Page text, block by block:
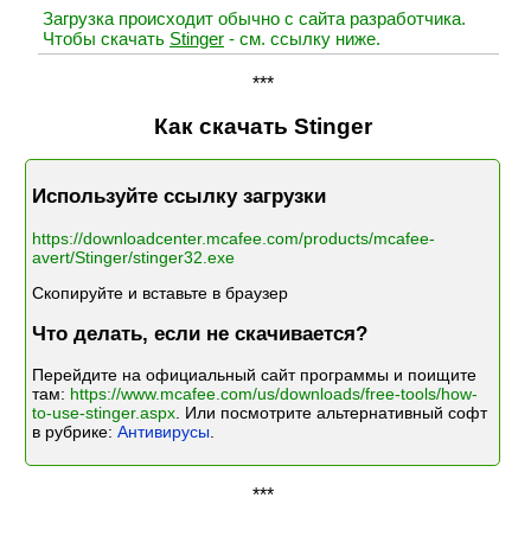
Загрузка происходит обычно с сайта разработчика.
Чтобы скачать Stinger - см. ссылку ниже.
***
Как скачать Stinger
Используйте ссылку загрузки
https://downloadcenter.mcafee.com/products/mcafee-
avert/Stinger/stinger32.exe
Скопируйте и вставьте в браузер
Что делать, если не скачивается?
Перейдите на официальный сайт программы и поищите
там: https://www.mcafee.com/us/downloads/free-tools/how-
to-use-stinger.aspx. Или посмотрите альтернативный софт
в рубрике: Антивирусы
***